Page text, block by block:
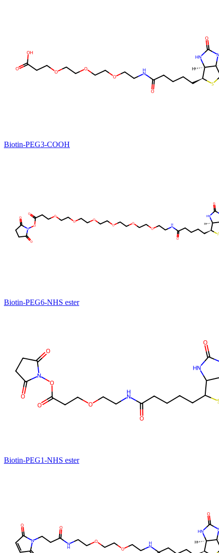
Biotin-PEG3-COOH
Biotin-PEG6-NHS ester
Biotin-PEG1-NHS ester